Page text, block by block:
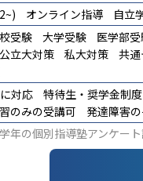
オンライン指導 自立
受験 大学受験 医学部
立大対策 私大対策 共
対応 特待生・奨学金制
のみの受講可 発達障害
年の個別指導塾アンケー